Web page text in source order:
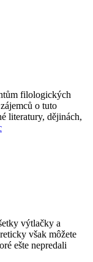
filologických
o tuto
literatury, dějinách,
výtlačky a
však môžete
ešte nepredali